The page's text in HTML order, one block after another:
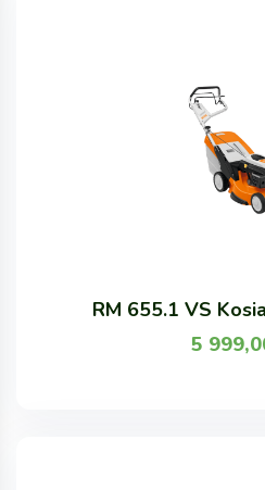
RM 655.1 VS
5